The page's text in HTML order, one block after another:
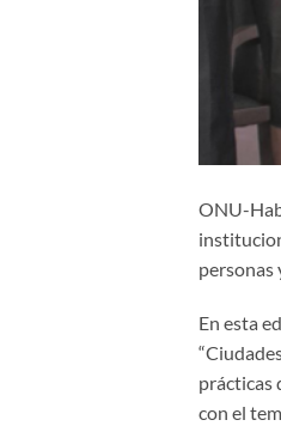
ONU-
personas
En esta
“
prácticas
con el